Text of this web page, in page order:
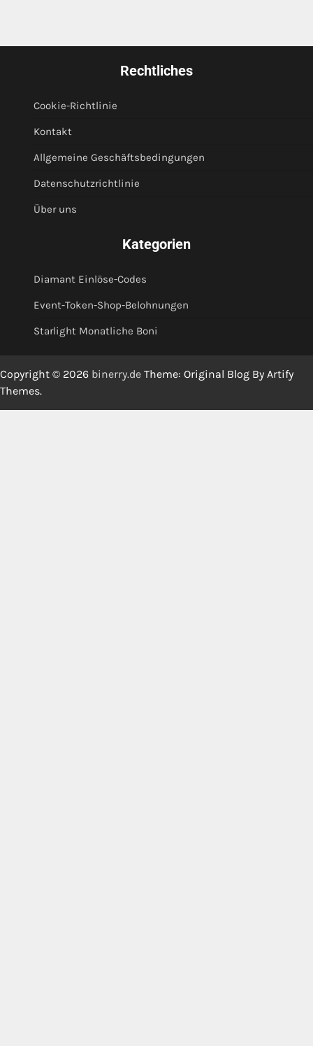
Rechtliches
Cookie-Richtlinie
Kontakt
Allgemeine Geschäftsbedingungen
Datenschutzrichtlinie
Über uns
Kategorien
Diamant Einlöse-Codes
Event-Token-Shop-Belohnungen
Starlight Monatliche Boni
Copyright © 2026 binerry.de Theme: Original Blog By Artify
Themes.